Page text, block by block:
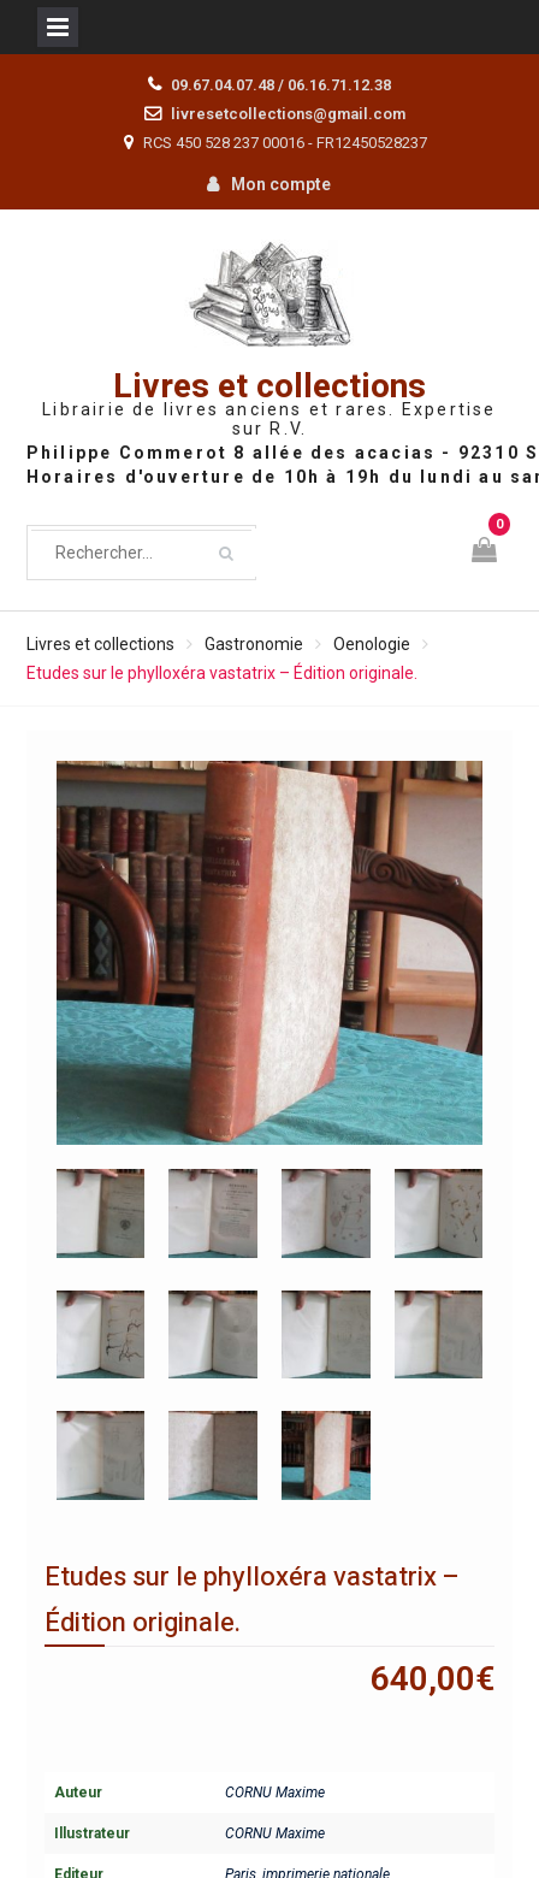
09.67.04.07.48 / 06.16.71.12.38
livresetcollections@gmail.com
RCS 450 528 237 00016 - FR12450528237
Mon compte
Livres et collections
Librairie de livres anciens et rares. Expertise
sur R.V.
0
Livres et collections Gastronomie
Oenologie
Etudes sur le phylloxéra vastatrix – Édition originale.
Etudes sur le phylloxéra vastatrix –
Édition originale.
640,00€
Auteur CORNU Maxime
Illustrateur CORNU Maxime
Editeur Paris, imprimerie nationale